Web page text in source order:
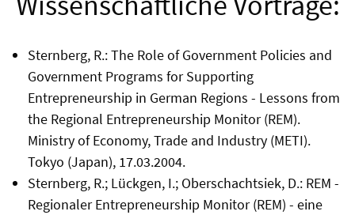
Sternberg, R.: The Role of Government Policies and
Government Programs for Supporting
Entrepreneurship in German Regions - Lessons from
the Regional Entrepreneurship Monitor (REM).
Ministry of Economy, Trade and Industry (METI).
Tokyo (Japan), 17.03.2004.
Sternberg, R.; Lückgen, I.; Oberschachtsiek, D.: REM -
Regionaler Entrepreneurship Monitor (REM) - eine